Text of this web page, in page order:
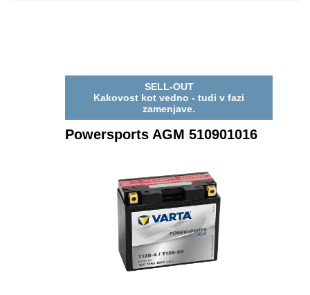
SELL-OUT
Kakovost kot vedno - tudi v fazi
zamenjave.
Powersports AGM 510901016